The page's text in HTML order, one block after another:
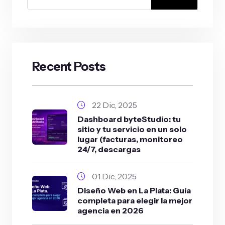
Recent Posts
22 Dic, 2025
Dashboard byteStudio: tu
sitio y tu servicio en un solo
lugar (facturas, monitoreo
24/7, descargas
01 Dic, 2025
Diseño Web en La Plata: Guía
completa para elegir la mejor
agencia en 2026